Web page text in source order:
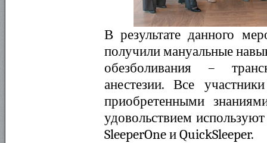
В результате данного
получили мануальные
обезболивания –
анестезии. Все
приобретенными
удовольствием
SleeperOne и QuickSleeper.